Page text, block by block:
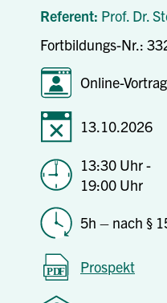
Referent: Prof. Dr.
Fortbildungs-Nr.:
Online-
13.10.2026
13:30 Uhr -
19:00 Uhr
5h – nach §
Prospekt